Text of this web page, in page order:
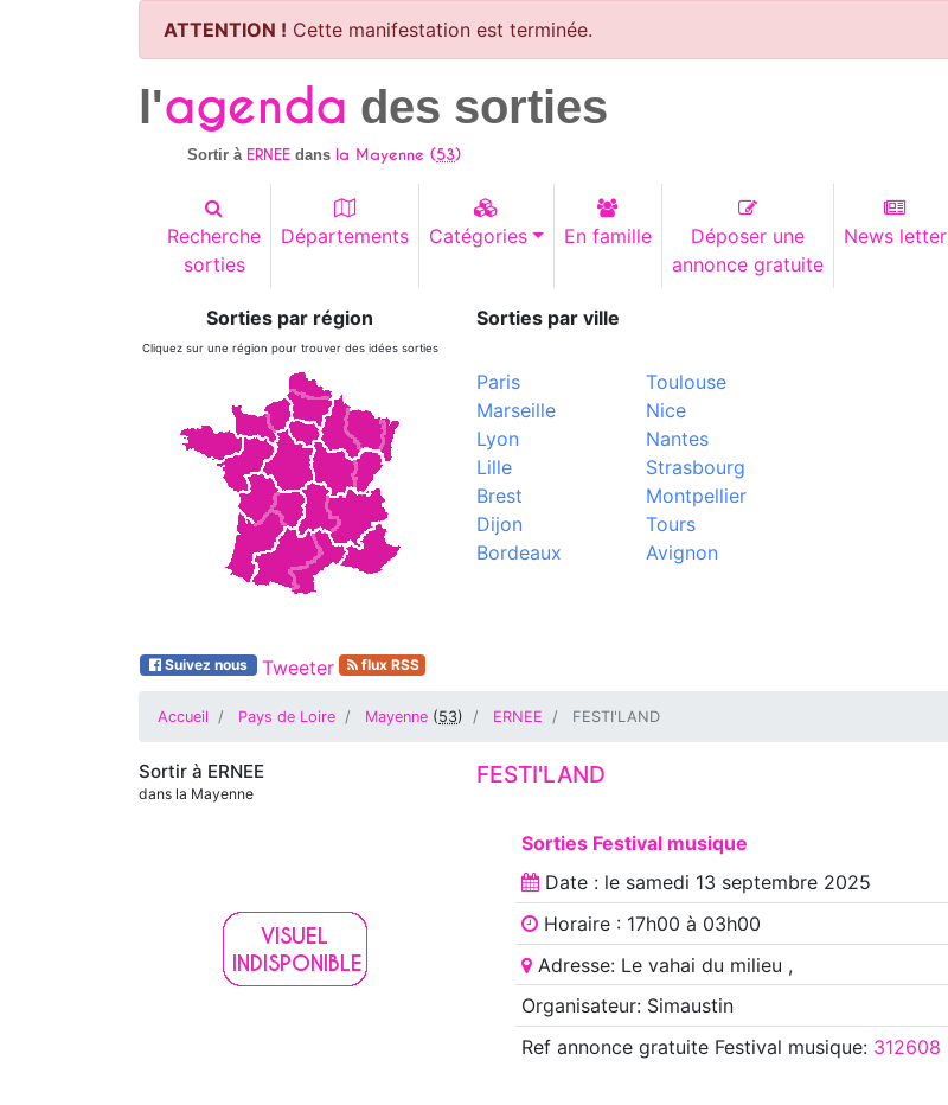
ATTENTION ! Cette manifestation est terminée.
l'agenda des sorties
Sortir à ERNEE dans la Mayenne (53)
Recherche
sorties
Départements Catégories En famille
Déposer une
annonce gratuite
News letter
Sorties par région
Cliquez sur une région pour trouver des idées sorties
Sorties par ville
Paris
Marseille
Lyon
Lille
Brest
Dijon
Bordeaux
Toulouse
Nice
Nantes
Strasbourg
Montpellier
Tours
Avignon
Suivez nous Tweeter flux RSS
Accueil Pays de Loire Mayenne (53) ERNEE FESTI'LAND
Sortir à ERNEE
dans la Mayenne
FESTI'LAND
Sorties Festival musique
Date : le samedi 13 septembre 2025
Horaire : 17h00 à 03h00
Adresse: Le vahai du milieu ,
Organisateur: Simaustin
Ref annoncegratuite Festival musique: 312608